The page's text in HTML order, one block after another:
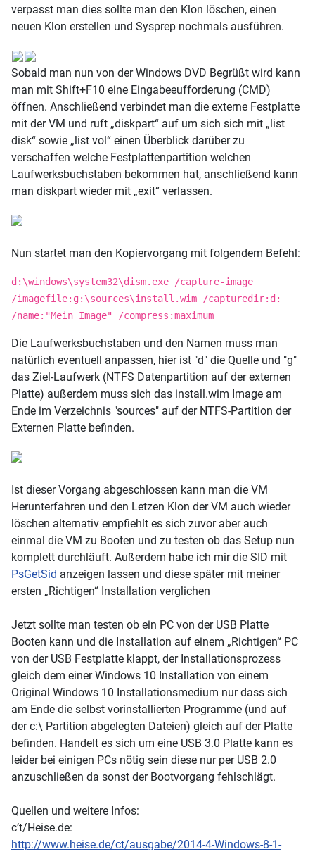
verpasst man dies sollte man den Klon löschen, einen
neuen Klon erstellen und Sysprep nochmals ausführen.
Sobald man nun von der Windows DVD Begrüßt wird kann
man mit Shift+F10 eine Eingabeeufforderung (CMD)
öffnen. Anschließend verbindet man die externe Festplatte
mit der VM und ruft „diskpart“ auf um sich sich mit „list
disk“ sowie „list vol“ einen Überblick darüber zu
verschaffen welche Festplattenpartition welchen
Laufwerksbuchstaben bekommen hat, anschließend kann
man diskpart wieder mit „exit“ verlassen.
Nun startet man den Kopiervorgang mit folgendem Befehl:
d:\windows\system32\dism.exe /capture-image
/imagefile:g:\sources\install.wim /capturedir:d:
/name:"Mein Image" /compress:maximum
Die Laufwerksbuchstaben und den Namen muss man
natürlich eventuell anpassen, hier ist "d" die Quelle und "g"
das Ziel-Laufwerk (NTFS Datenpartition auf der externen
Platte) außerdem muss sich das install.wim Image am
Ende im Verzeichnis "sources" auf der NTFS-Partition der
Externen Platte befinden.
Ist dieser Vorgang abgeschlossen kann man die VM
Herunterfahren und den Letzen Klon der VM auch wieder
löschen alternativ empfiehlt es sich zuvor aber auch
einmal die VM zu Booten und zu testen ob das Setup nun
komplett durchläuft. Außerdem habe ich mir die SID mit
PsGetSid anzeigen lassen und diese später mit meiner
ersten „Richtigen“ Installation verglichen
Jetzt sollte man testen ob ein PC von der USB Platte
Booten kann und die Installation auf einem „Richtigen“ PC
von der USB Festplatte klappt, der Installationsprozess
gleich dem einer Windows 10 Installation von einem
Original Windows 10 Installationsmedium nur dass sich
am Ende die selbst vorinstallierten Programme (und auf
der c:\ Partition abgelegten Dateien) gleich auf der Platte
befinden. Handelt es sich um eine USB 3.0 Platte kann es
leider bei einigen PCs nötig sein diese nur per USB 2.0
anzuschließen da sonst der Bootvorgang fehlschlägt.
Quellen und weitere Infos:
c’t/Heise.de:
http://www.heise.de/ct/ausgabe/2014-4-Windows-8-1-